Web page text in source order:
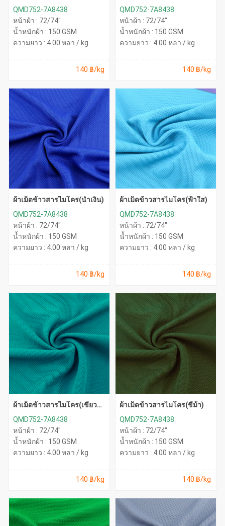
QMD752-7A8438
หน้าผ้า : 72/74"
น้ำหนักผ้า : 150 GSM
ความยาว : 4.00 หลา / kg
140 ฿/kg
QMD752-7A8438
หน้าผ้า : 72/74"
น้ำหนักผ้า : 150 GSM
ความยาว : 4.00 หลา / kg
140 ฿/kg
ผ้าเม็ดข้าวสารไมโคร(น้ำเงิน)
QMD752-7A8438
หน้าผ้า : 72/74"
น้ำหนักผ้า : 150 GSM
ความยาว : 4.00 หลา / kg
140 ฿/kg
ผ้าเม็ดข้าวสารไมโคร(ฟ้าใส)
QMD752-7A8438
หน้าผ้า : 72/74"
น้ำหนักผ้า : 150 GSM
ความยาว : 4.00 หลา / kg
140 ฿/kg
ผ้าเม็ดข้าวสารไมโคร(เขียว
QMD752-7A8438
หน้าผ้า : 72/74"
น้ำหนักผ้า : 150 GSM
ความยาว : 4.00 หลา / kg
140 ฿/kg
ผ้าเม็ดข้าวสารไมโคร(ขี้ม้า)
QMD752-7A8438
หน้าผ้า : 72/74"
น้ำหนักผ้า : 150 GSM
ความยาว : 4.00 หลา / kg
140 ฿/kg